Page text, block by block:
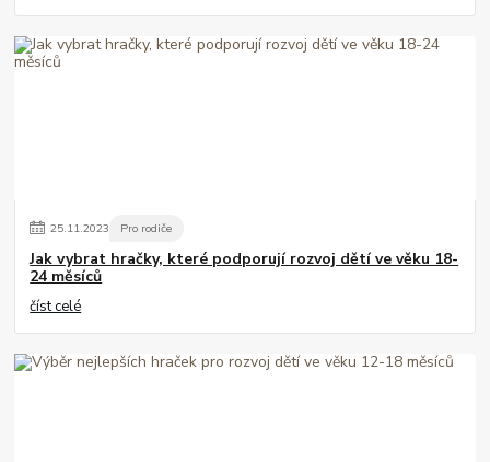
25.11.2023 Pro rodiče
Jak vybrat hračky, které podporují rozvoj dětí ve věku 18-
24 měsíců
číst celé